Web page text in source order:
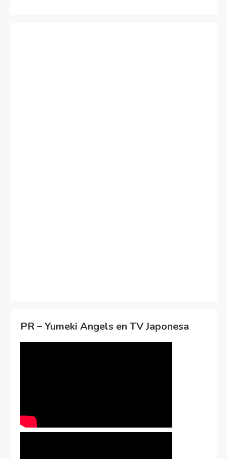
PR – Yumeki Angels en TV Japonesa